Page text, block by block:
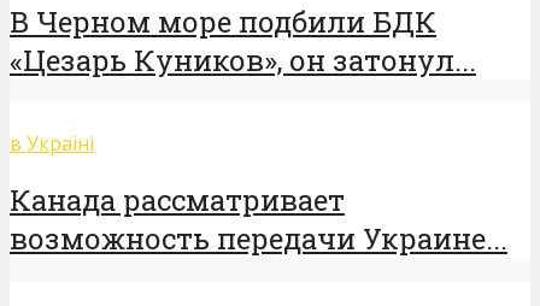
В Черном море подбили БДК
«Цезарь Куников», он затонул...
в Україні
Канада рассматривает
возможность передачи Украине...